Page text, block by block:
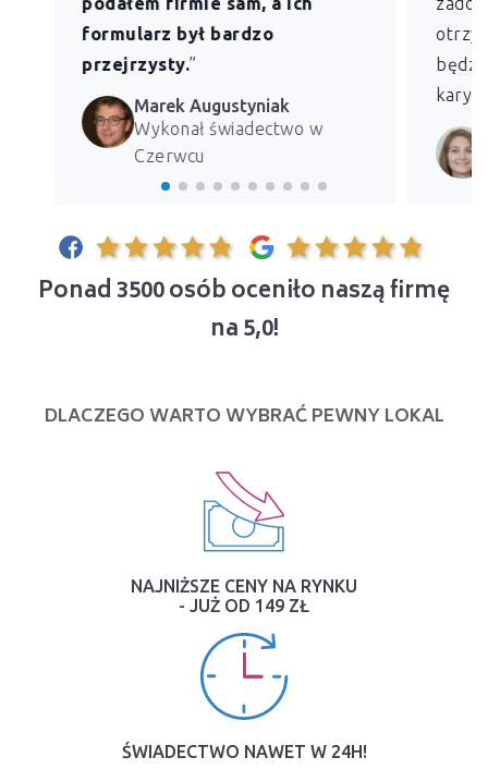
formularz był bardzo
przejrzysty.”
Marek Augustyniak
Wykonał świadectwo w
Czerwcu
kary
Ponad 3500 osób oceniło naszą firmę
na 5,0!
DLACZEGO WARTO WYBRAĆ PEWNY LOKAL
NAJNIŻSZE CENY NA RYNKU
- JUŻ OD 149 ZŁ
ŚWIADECTWO NAWET W 24H!